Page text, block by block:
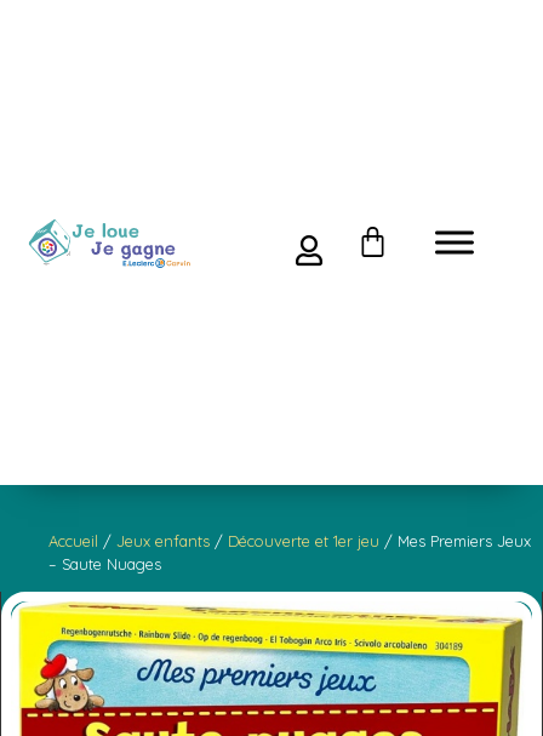
Accueil /Jeux enfants / Découverte et 1er jeu / Mes Premiers Jeux
– Saute Nuages